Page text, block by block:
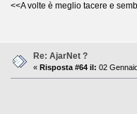
<<A volte è meglio tacere e
Re: AjarNet ?
« Risposta #64 il: 02